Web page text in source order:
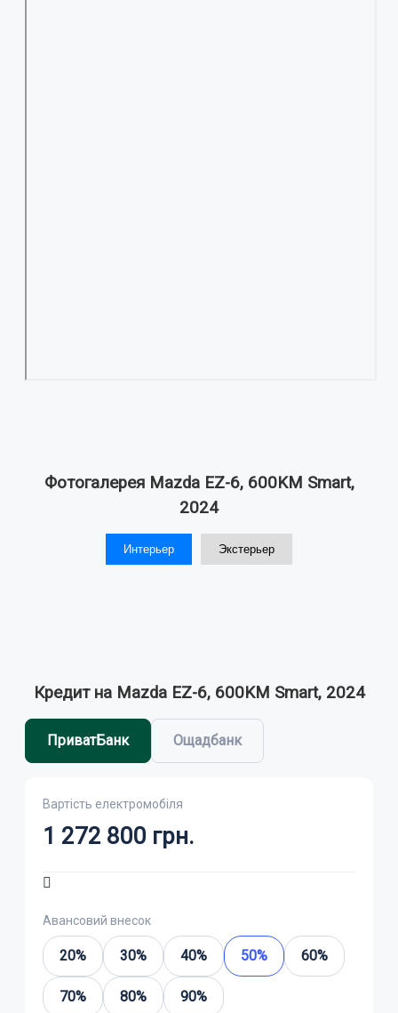
Фотогалерея Mazda EZ-6, 600KM Smart,
2024
Интерьер Экстерьер
Кредит на Mazda EZ-6, 600KM Smart, 2024
ПриватБанк Ощадбанк
Вартість електромобіля
1 272 800 грн.
Авансовий внесок
20% 30% 40% 50% 60%
70% 80% 90%